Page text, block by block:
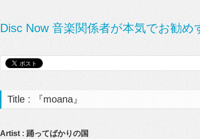
Disc Now 音楽関係者が本気でお勧め
Title : 『moana』
Artist : 踊ってばかりの国